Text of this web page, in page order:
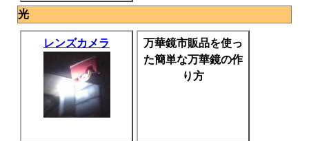
光
レンズカメラ
万華鏡市販品を使っ
た簡単な万華鏡の作
り方